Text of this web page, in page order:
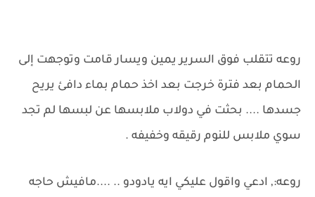
روعه تتقلب فوق السرير يمين ويسار قامت وتوجهت إلى
الحمام بعد فترة خرجت بعد اخذ حمام بماء دافئ يريح
جسدها .... بحثت في دولاب ملابسها عن لبسها لم تجد
سوي ملابس للنوم رقيقه وخفيفه .
روعه:, ادعي واقول عليكي ايه يادودو .. ....مافيش حاجه